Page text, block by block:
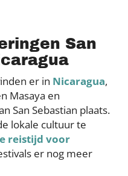
San
er in Nicaragua,
Masaya en
San Sebastian plaats.
lokale cultuur te
reistijd voor
er nog meer